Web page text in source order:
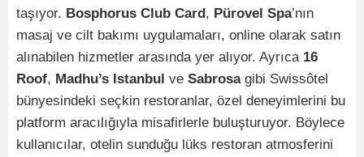
taşıyor. Bosphorus Club Card, Pürovel Spa’nın
masaj ve cilt bakımı uygulamaları, online olarak satın
alınabilen hizmetler arasında yer alıyor. Ayrıca 16
Roof, Madhu’s Istanbul ve Sabrosagibi Swissôtel
bünyesindeki seçkin restoranlar, özel deneyimlerini bu
platform aracılığıyla misafirlerle buluşturuyor. Böylece
kullanıcılar, otelin sunduğu lüks restoran atmosferini